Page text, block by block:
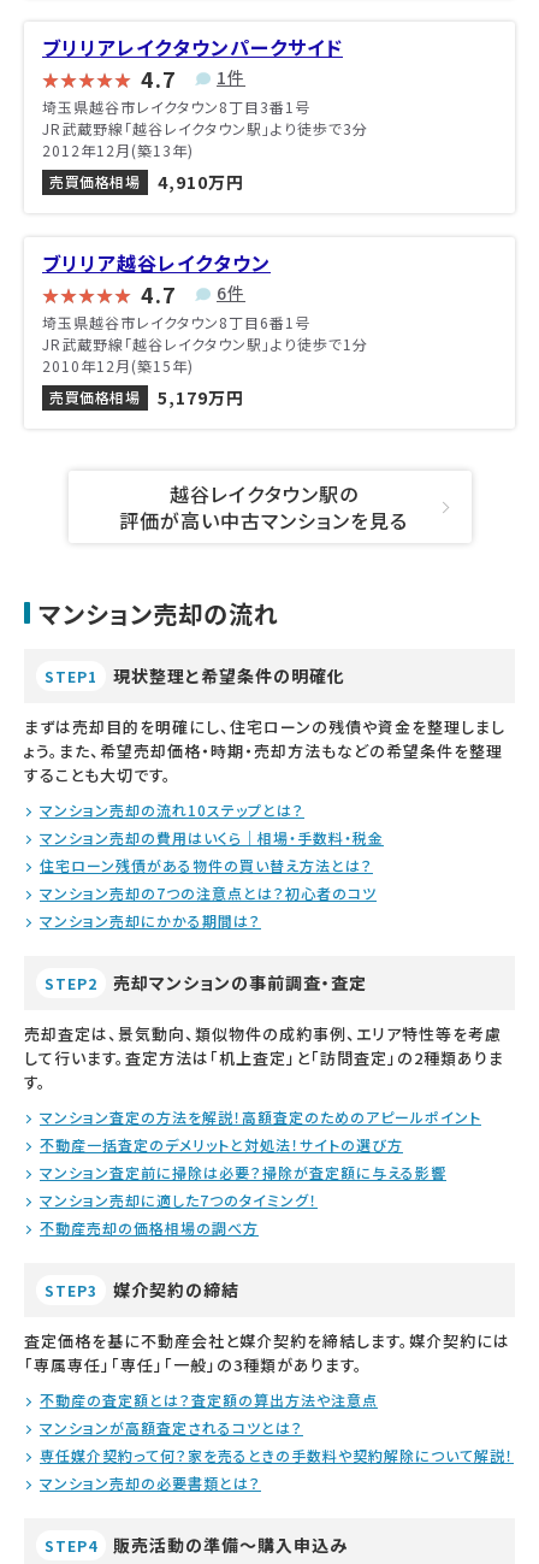
ブリリアレイクタウンパークサイド
4.7 1件
埼玉県越谷市レイクタウン8丁目3番1号
JR武蔵野線「越谷レイクタウン駅」より徒歩で3分
2012年12月(築13年)
売買価格相場
4,910万円
ブリリア越谷レイクタウン
4.7 6件
埼玉県越谷市レイクタウン8丁目6番1号
JR武蔵野線「越谷レイクタウン駅」より徒歩で1分
2010年12月(築15年)
売買価格相場
5,179万円
越谷レイクタウン駅の
評価が高い中古マンションを見る
マンション売却の流れ
STEP1 現状整理と希望条件の明確化
まずは売却目的を明確にし、住宅ローンの残債や資金を整理しまし
ょう。また、希望売却価格・時期・売却方法もなどの希望条件を整理
することも大切です。
マンション売却の流れ10ステップとは？
マンション売却の費用はいくら｜相場・手数料・税金
住宅ローン残債がある物件の買い替え方法とは？
マンション売却の7つの注意点とは？初心者のコツ
マンション売却にかかる期間は？
STEP2 売却マンションの事前調査・査定
売却査定は、景気動向、類似物件の成約事例、エリア特性等を考慮
して行います。査定方法は「机上査定」と「訪問査定」の2種類ありま
す。
マンション査定の方法を解説！高額査定のためのアピールポイント
不動産一括査定のデメリットと対処法！サイトの選び方
マンション査定前に掃除は必要？掃除が査定額に与える影響
マンション売却に適した7つのタイミング！
不動産売却の価格相場の調べ方
STEP3 媒介契約の締結
査定価格を基に不動産会社と媒介契約を締結します。媒介契約には
「専属専任」「専任」「一般」の3種類があります。
不動産の査定額とは？査定額の算出方法や注意点
マンションが高額査定されるコツとは？
専任媒介契約って何？家を売るときの手数料や契約解除について解説！
マンション売却の必要書類とは？
STEP4 販売活動の準備～購入申込み